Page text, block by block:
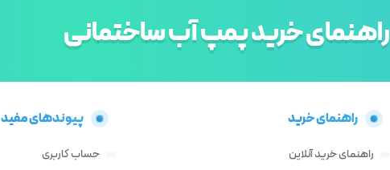
راهنمای خرید پمپ آب ساختمانی
راهنمای خرید
راهنمای خرید آنلاین
پیوندهای مفید
حساب کاربری